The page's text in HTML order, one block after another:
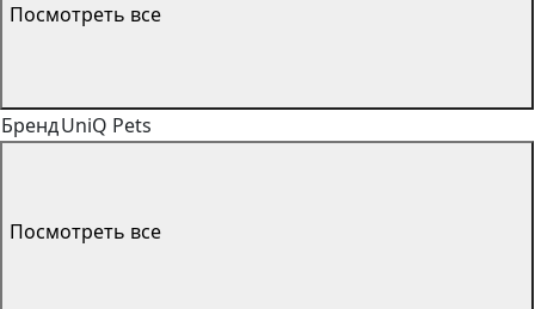
Посмотреть все
БрендUniQ Pets
Посмотреть все